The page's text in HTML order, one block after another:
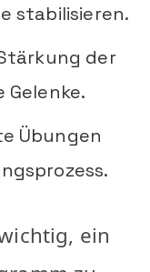
stabilisieren.
der
Übungen
ein